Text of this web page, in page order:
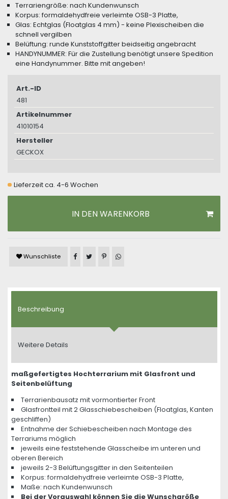
Terrariengröße: nach Kundenwunsch
Korpus: formaldehydfreie verleimte OSB-3 Platte,
Glas: Echtglas (Floatglas 4 mm) - keine Plexischeiben die
schnell vergilben
Belüftung: runde Kunststoffgitter beidseitig angebracht
HANDYNUMMER: Für die Zustellung benötigt unsere Spedition
eine Handynummer. Bitte mit angeben!
Art.-ID
481
Artikelnummer
41010154
Hersteller
GECKOX
Lieferzeit ca. 4-6 Wochen
IN DEN WARENKORB
Wunschliste Artikel auf Facebook teilen
Artikel auf Twitter teilen
Artikel auf Pinterest teilen
Artikel auf WhatsApp teilen
Beschreibung
Weitere Details
maßgefertigtes Hochterrarium mit Glasfront und
Seitenbelüftung
Terrarienbausatz mit vormontierter Front
Glasfrontteil mit 2 Glasschiebescheiben (Floatglas, Kanten
geschliffen)
Entnahme der Schiebescheiben nach Montage des
Terrariums möglich
jeweils eine feststehende Glasscheibe im unteren und
oberen Bereich
jeweils 2-3 Belüftungsgitter in den Seitenteilen
Korpus: formaldehydfreie verleimte OSB-3 Platte,
Maße: nach Kundenwunsch
Bei der Vorauswahl können Sie die Wunschgröße